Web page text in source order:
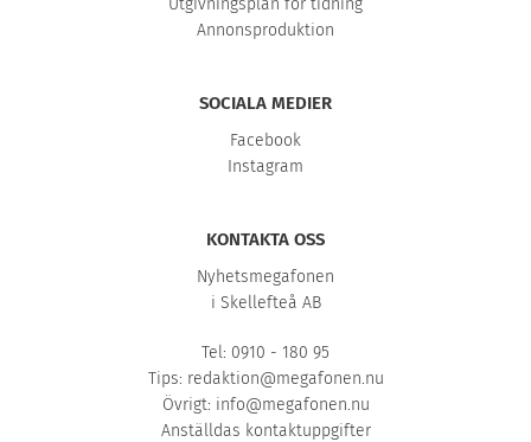
Annonsproduktion
SOCIALA MEDIER
Facebook
Instagram
KONTAKTA OSS
Nyhetsmegafonen
i Skellefteå AB
Tel: 0910 - 180 95
Tips: redaktion@megafonen.nu
Övrigt: info@megafonen.nu
Anställdas kontaktuppgifter